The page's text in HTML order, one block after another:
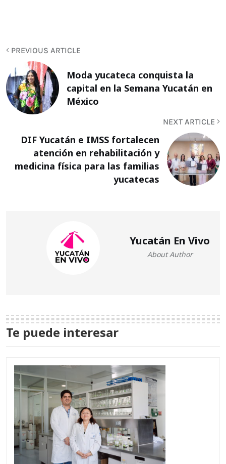
PREVIOUS ARTICLE
Moda yucateca conquista la
capital en la Semana Yucatán en
México
NEXT ARTICLE
DIF Yucatán e IMSS fortalecen
atención en rehabilitación y
medicina física para las familias
yucatecas
Yucatán En Vivo
About Author
Te puede interesar